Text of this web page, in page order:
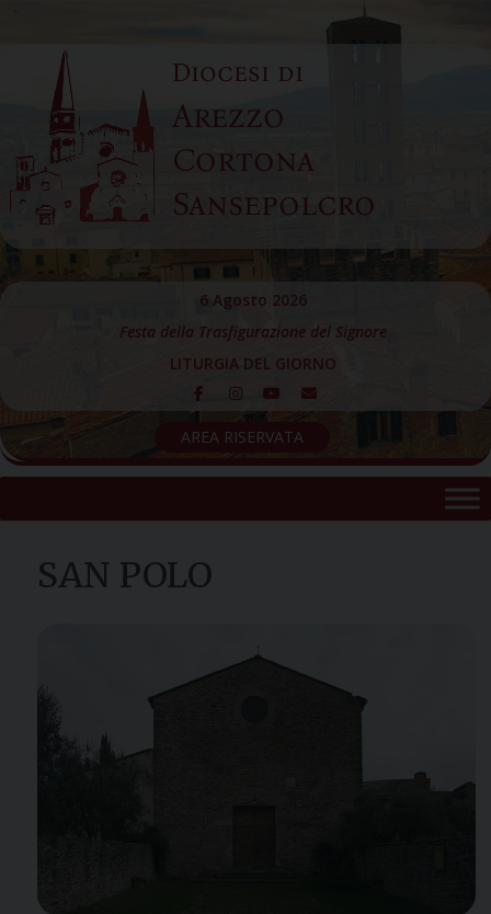
content
Diocesi di
Arezzo
Cortona
Sansepolcro
6 Agosto 2026
Festa della Trasfigurazione del Signore
LITURGIA DEL GIORNO
AREA RISERVATA
SAN POLO